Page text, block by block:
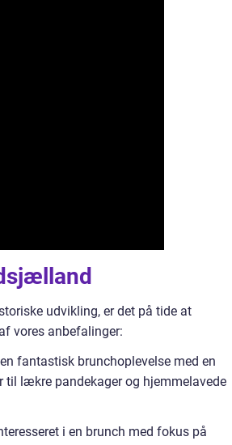
udvikling, er det på tide at
vores anbefalinger:
fantastisk brunchoplevelse med en
lækre pandekager og hjemmelavede
i en brunch med fokus på